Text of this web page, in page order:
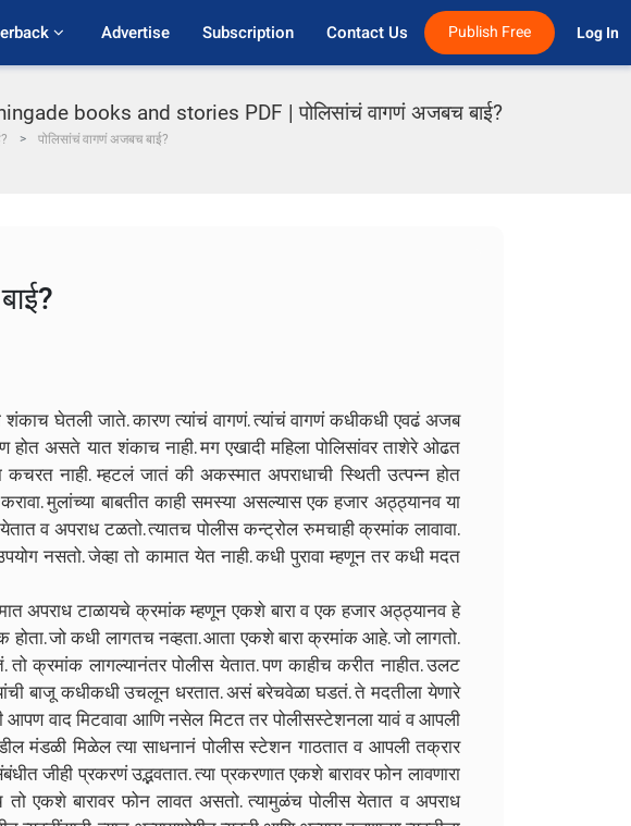
Advertise Subscription Contact Us Publish Free Log In
books and stories PDF | पोलिसांचं वागणं अजबच बाई?
पोलिसांचं वागणं अजबच बाई?
घेतली जाते. कारण त्यांचं वागणं. त्यांचं वागणं कधीकधी एवढं अजब
होत असते यात शंकाच नाही. मग एखादी महिला पोलिसांवर ताशेरे ओढत
नाही. म्हटलं जातं की अकस्मात अपराधाची स्थिती उत्पन्न होत
मुलांच्या बाबतीत काही समस्या असल्यास एक हजार अठ्ठ्यानव या
व अपराध टळतो. त्यातच पोलीस कन्ट्रोल रुमचाही क्रमांक लावावा.
नसतो. जेव्हा तो कामात येत नाही. कधी पुरावा म्हणून तर कधी मदत
टाळायचे क्रमांक म्हणून एकशे बारा व एक हजार अठ्ठ्यानव हे
होता. जो कधी लागतच नव्हता. आता एकशे बारा क्रमांक आहे. जो लागतो.
क्रमांक लागल्यानंतर पोलीस येतात. पण काहीच करीत नाहीत. उलट
बाजू कधीकधी उचलून धरतात. असं बरेचवेळा घडतं. ते मदतीला येणारे
आपण वाद मिटवावा आणि नसेल मिटत तर पोलीसस्टेशनला यावं व आपली
मंडळी मिळेल त्या साधनानं पोलीस स्टेशन गाठतात व आपली तक्रार
जीही प्रकरणं उद्भवतात. त्या प्रकरणात एकशे बारावर फोन लावणारा
तो एकशे बारावर फोन लावत असतो. त्यामुळंच पोलीस येतात व अपराध